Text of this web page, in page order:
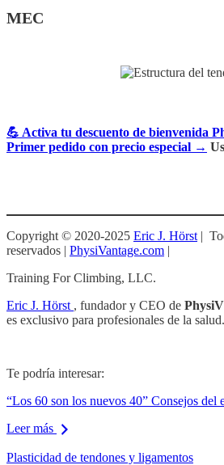
MEC
💪 Activa tu descuento de bienvenida
Primer pedido con precio especial →
Copyright © 2020-2025 Eric J. Hörst |
reservados | PhysiVantage.com |
Training For Climbing, LLC.
Eric J. Hörst , fundador y CEO de
es exclusivo para profesionales de la salud.
Te podría interesar:
“Los 60 son los nuevos 40” Consejos del
Leer más
Plasticidad de tendones y ligamentos